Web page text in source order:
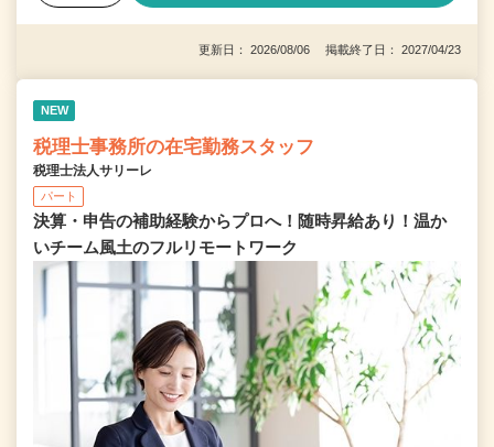
更新日： 2026/08/06 掲載終了日： 2027/04/23
NEW
税理士事務所の在宅勤務スタッフ
税理士法人サリーレ
パート
決算・申告の補助経験からプロへ！随時昇給あり！温か
いチーム⾵⼟のフルリモートワーク